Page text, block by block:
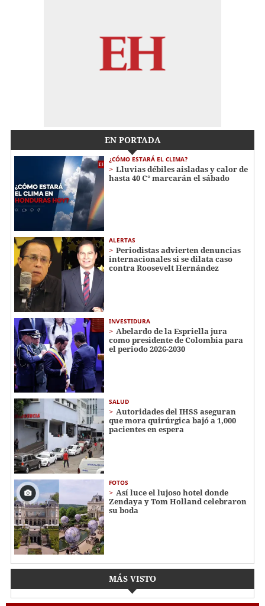
EN PORTADA
¿CÓMO ESTARÁ EL CLIMA?
Lluvias débiles aisladas y calor de
hasta 40 C° marcarán el sábado
ALERTAS
Periodistas advierten denuncias
internacionales si se dilata caso
contra Roosevelt Hernández
INVESTIDURA
Abelardo de la Espriella jura
como presidente de Colombia para
el periodo 2026-2030
SALUD
Autoridades del IHSS aseguran
que mora quirúrgica bajó a 1,000
pacientes en espera
FOTOS
Así luce el lujoso hotel donde
Zendaya y Tom Holland celebraron
su boda
MÁS VISTO